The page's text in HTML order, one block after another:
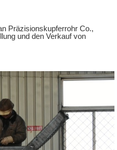
Präzisionskupferrohr Co.,
und den Verkauf von